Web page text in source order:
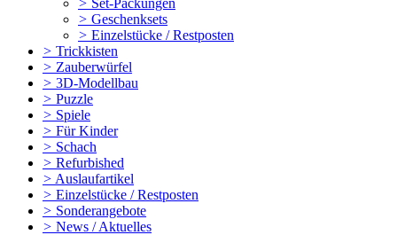
> Set-Packungen
> Geschenksets
> Einzelstücke / Restposten
> Trickkisten
> Zauberwürfel
> 3D-Modellbau
> Puzzle
> Spiele
> Für Kinder
> Schach
> Refurbished
> Auslaufartikel
> Einzelstücke / Restposten
> Sonderangebote
> News / Aktuelles